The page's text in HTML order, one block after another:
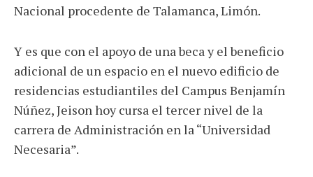
Nacional procedente de Talamanca, Limón.
Y es que con el apoyo de una beca y el beneficio
adicional de un espacio en el nuevo edificio de
residencias estudiantiles del Campus Benjamín
Núñez, Jeison hoy cursa el tercer nivel de la
carrera de Administración en la “Universidad
Necesaria”.